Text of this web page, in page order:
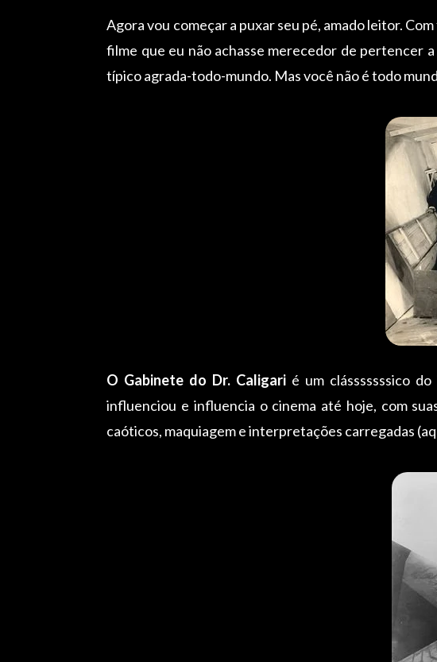
Agora vou começar a puxar seu pé, amado leitor.
filme que eu não achasse merecedor de pertencer
típico agrada-todo-mundo. Mas você não é todo
O Gabinete do Dr. Caligari é um clásssssssico
influenciou e influencia o cinema até hoje, com
caóticos, maquiagem e interpretações carregadas